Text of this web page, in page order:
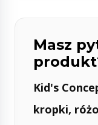
Masz
Kid's
kropki,